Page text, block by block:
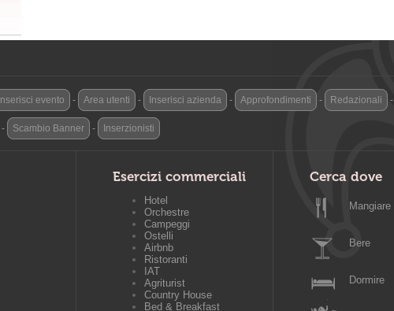
Inserisci evento - Area utenti - Inserisci azienda - Approfondimenti - Redazionali -
- Scambio Banner - Inserzionisti
Esercizi commerciali
Hotel
Orchestre
Campeggi
Ostelli
Airbnb
Ristoranti
IAT
Agriturist
Country House
Bed & Breakfast
Cerca dove
Mangiare
Bere
Dormire